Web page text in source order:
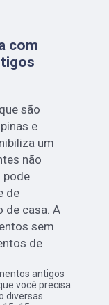
com
são
e
um
não
pode
de
de casa. A
sem
de
antigos
você precisa
diversas